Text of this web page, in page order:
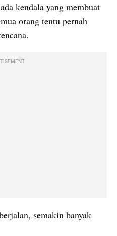
kendala yang membuat
orang tentu pernah
semakin banyak